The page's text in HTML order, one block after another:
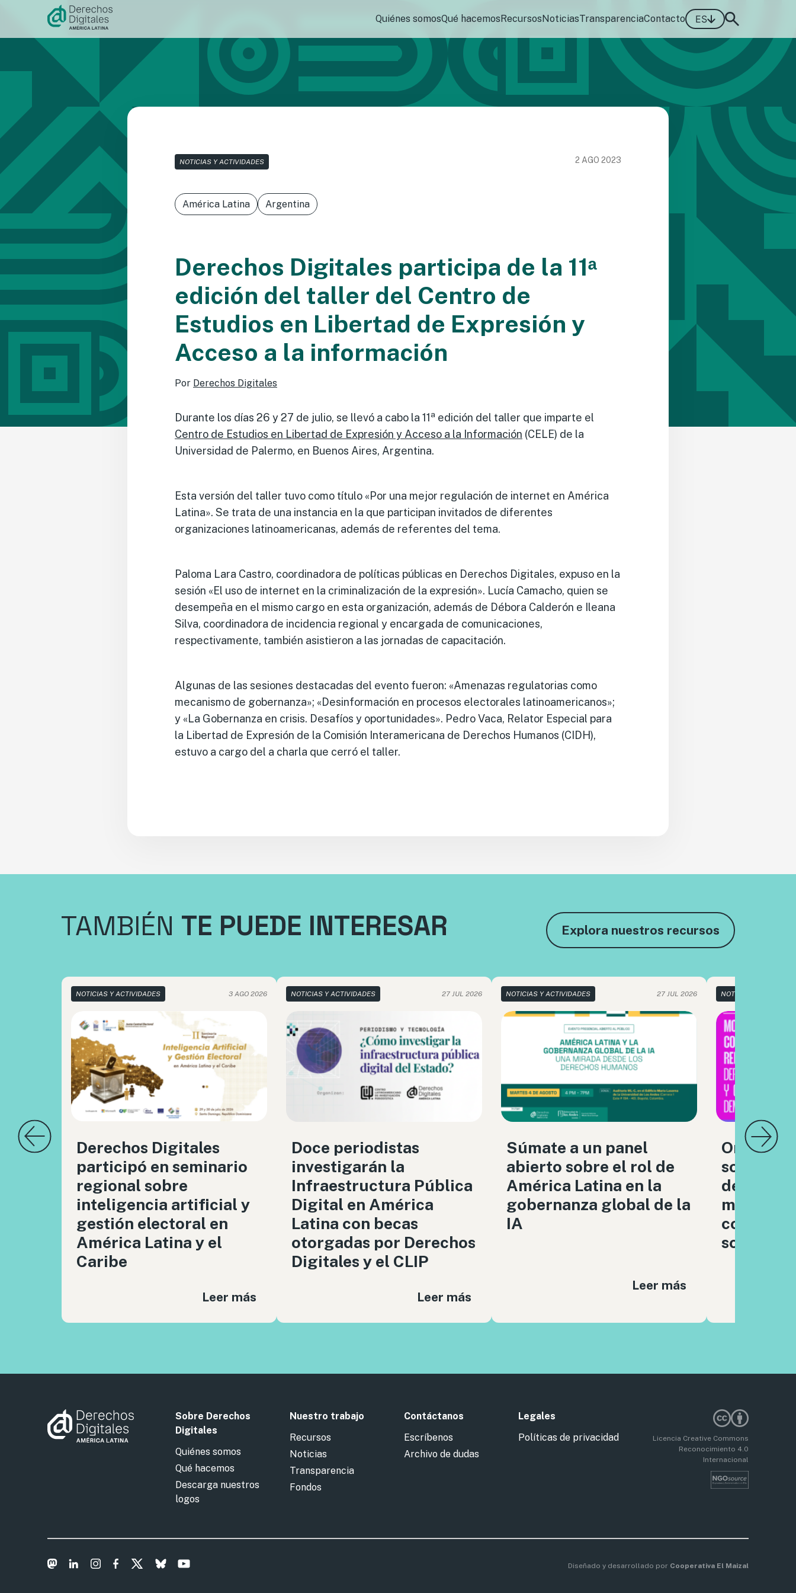
contenido
Quiénes somosQué hacemosRecursosNoticiasTransparenciaContacto ES
NOTICIAS Y ACTIVIDADES 2 AGO 2023
América Latina Argentina
Derechos Digitales participa de la 11ᵃ
edición del taller del Centro de
Estudios en Libertad de Expresión y
Acceso a la información
Por Derechos Digitales
Durante los días 26 y 27 de julio, se llevó a cabo la 11a edición del taller que imparte el
Centro de Estudios en Libertad de Expresión y Acceso a la Información (CELE) de la
Universidad de Palermo, en Buenos Aires, Argentina.
Esta versión del taller tuvo como título «Por una mejor regulación de internet en América
Latina». Se trata de una instancia en la que participan invitados de diferentes
organizaciones latinoamericanas, además de referentes del tema.
Paloma Lara Castro, coordinadora de políticas públicas en Derechos Digitales, expuso en la
sesión «El uso de internet en la criminalización de la expresión». Lucía Camacho, quien se
desempeña en el mismo cargo en esta organización, además de Débora Calderón e Ileana
Silva, coordinadora de incidencia regional y encargada de comunicaciones,
respectivamente, también asistieron a las jornadas de capacitación.
Algunas de las sesiones destacadas del evento fueron: «Amenazas regulatorias como
mecanismo de gobernanza»; «Desinformación en procesos electorales latinoamericanos»;
y «La Gobernanza en crisis. Desafíos y oportunidades». Pedro Vaca, Relator Especial para
la Libertad de Expresión de la Comisión Interamericana de Derechos Humanos (CIDH),
estuvo a cargo del a charla que cerró el taller.
TAMBIÉN TE PUEDE INTERESAR Explora nuestros recursos
NOTICIAS Y ACTIVIDADES 3 AGO 2026
Derechos Digitales
participó en seminario
regional sobre
inteligencia artificial y
gestión electoral en
América Latina y el
Caribe
Leer más
NOTICIAS Y ACTIVIDADES 27 JUL 2026
Doce periodistas
investigarán la
Infraestructura Pública
Digital en América
Latina con becas
otorgadas por Derechos
Digitales y el CLIP
Leer más
NOTICIAS Y ACTIVIDADES 27 JUL 2026
Súmate a un panel
abierto sobre el rol de
América Latina en la
gobernanza global de la
IA
Leer más
NOTICIAS Y
sociedad
sociales
Sobre Derechos
Digitales
Quiénes somos
Qué hacemos
Descarga nuestros
logos
Nuestro trabajo
Recursos
Noticias
Transparencia
Fondos
Contáctanos
Escríbenos
Archivo de dudas
Legales
Políticas de privacidad
Licencia Creative Commons
Reconocimiento 4.0
Internacional
Diseñado y desarrollado por Cooperativa El Maizal